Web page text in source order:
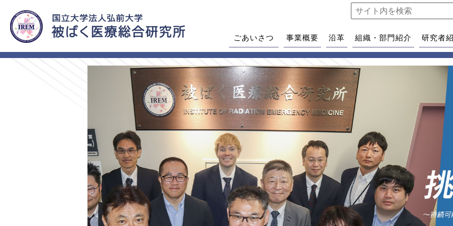
ごあいさつ 事業概要 沿革 組織・部門紹介 研究者